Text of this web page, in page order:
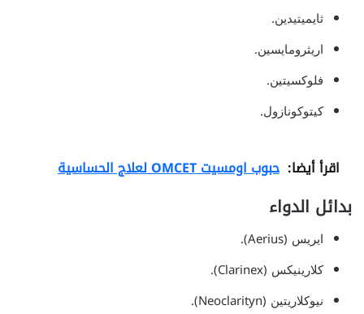
ثايميتيدين.
اريثرومايسين.
فلوكسيتين.
كيتوكونازول.
اقرأ أيضا: حبوب اومسيت OMCET لعلاج الحساسية
بدائل الدواء
ايريس (Aerius).
كلارينيكس (Clarinex).
نيوكلاريتين (Neoclarityn).